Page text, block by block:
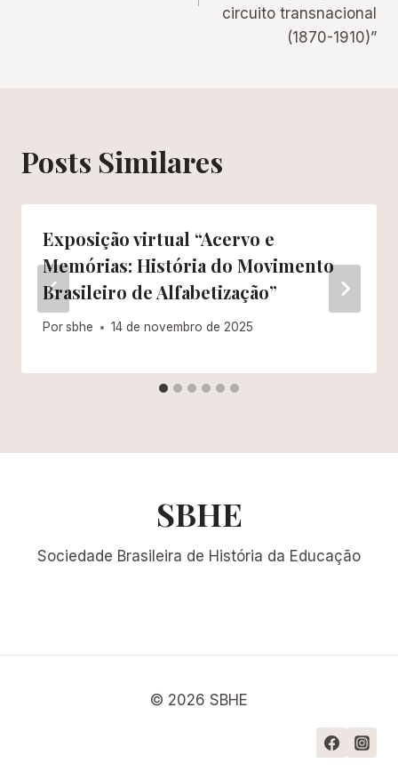
circuito transnacional
(1870-1910)”
Posts Similares
Exposição virtual “Acervo e
Memórias: História do Movimento
Brasileiro de Alfabetização”
Porsbhe 14 de novembro de 2025
SBHE
Sociedade Brasileira de História da Educação
© 2026 SBHE